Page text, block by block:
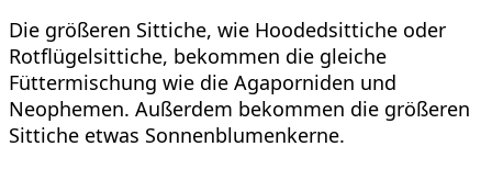
Die größeren Sittiche, wie Hoodedsittiche oder
Rotflügelsittiche, bekommen die gleiche
Füttermischung wie die Agaporniden und
Neophemen. Außerdem bekommen die größeren
Sittiche etwas Sonnenblumenkerne.